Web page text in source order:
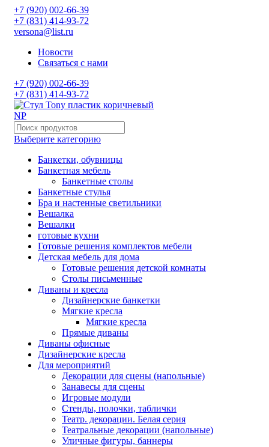
+7 (920) 002-66-39
+7 (831) 414-93-72
versona@list.ru
Новости
Связаться с нами
+7 (920) 002-66-39
+7 (831) 414-93-72
Выберите категорию
Банкетки, обувницы
Банкетная мебель
Банкетные столы
Банкетные стулья
Бра и настенные светильники
Вешалка
Вешалки
готовые кухни
Готовые решения комплектов мебели
Детская мебель для дома
Готовые решения детской комнаты
Столы письменные
Диваны и кресла
Дизайнерские банкетки
Мягкие кресла
Мягкие кресла
Прямые диваны
Диваны офисные
Дизайнерские кресла
Для мероприятий
Декорации для сцены (напольные)
Занавесы для сцены
Игровые модули
Стенды, полочки, таблички
Театр. декорации. Белая серия
Театральные декорации (напольные)
Уличные фигуры, баннеры